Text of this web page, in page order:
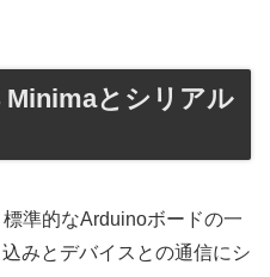
とシリアル
準的なArduinoボードの一
みとデバイスとの通信にシ